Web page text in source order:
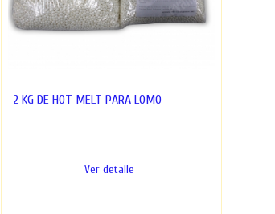
2 KG DE HOT MELT PARA LOMO
Ver detalle